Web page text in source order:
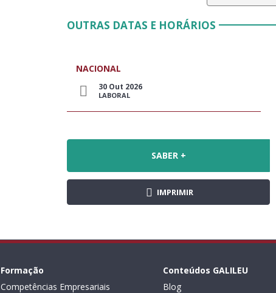
OUTRAS DATAS E HORÁRIOS
NACIONAL
30 Out 2026
LABORAL
SABER +
IMPRIMIR
Formação
Competências Empresariais
Conteúdos GALILEU
Blog